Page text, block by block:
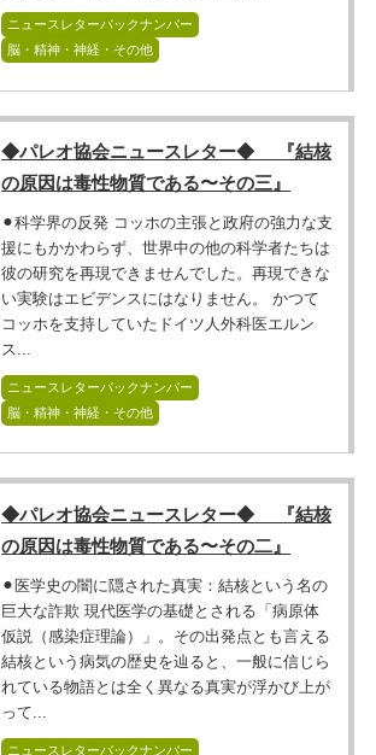
ニュースレターバックナンバー
脳・精神・神経・その他
◆パレオ協会ニュースレター◆ 『結核
の原因は毒性物質である〜その三』
⚫︎科学界の反発 コッホの主張と政府の強力な支
援にもかかわらず、世界中の他の科学者たちは
彼の研究を再現できませんでした。再現できな
い実験はエビデンスにはなりません。 かつて
コッホを支持していたドイツ人外科医エルン
ス...
ニュースレターバックナンバー
脳・精神・神経・その他
◆パレオ協会ニュースレター◆ 『結核
の原因は毒性物質である〜その二』
⚫︎医学史の闇に隠された真実：結核という名の
巨大な詐欺 現代医学の基礎とされる「病原体
仮説（感染症理論）」。その出発点とも言える
結核という病気の歴史を辿ると、一般に信じら
れている物語とは全く異なる真実が浮かび上が
って...
ニュースレターバックナンバー